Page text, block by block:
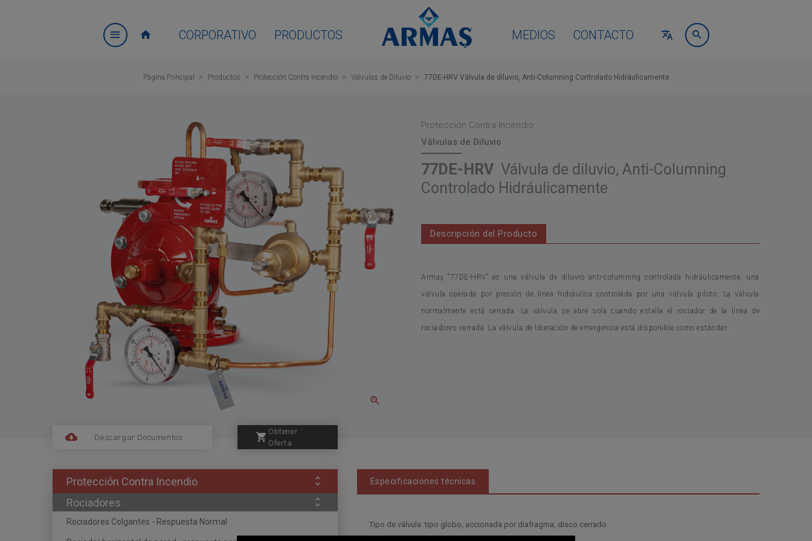
CORPORATIVO PRODUCTOS MEDIOS CONTACTO
Página Principal Productos Protección Contra Incendio Válvulas de Diluvio 77DE-HRV Válvula de diluvio, Anti-Columning Controlado Hidráulicamente
Protección Contra Incendio
Válvulas de Diluvio
77DE-HRV Válvula de diluvio, Anti-Columning
Controlado Hidráulicamente
Descripción del Producto
Armaş “77DE-HRV” es una válvula de diluvio anti-columning controlada hidráulicamente, una
válvula operada por presión de línea hidráulica controlada por una válvula piloto. La válvula
normalmente está cerrada. La válvula se abre sola cuando estalla el rociador de la línea de
rociadores cerrada. La válvula de liberación de emergencia está disponible como estándar.
Descargar Documentos
Obtener
Oferta
Protección Contra Incendio
Rociadores
Rociadores Colgantes - Respuesta Normal
Especificaciones técnicas
Tipo de válvula: tipo globo, accionada por diafragma, disco cerrado